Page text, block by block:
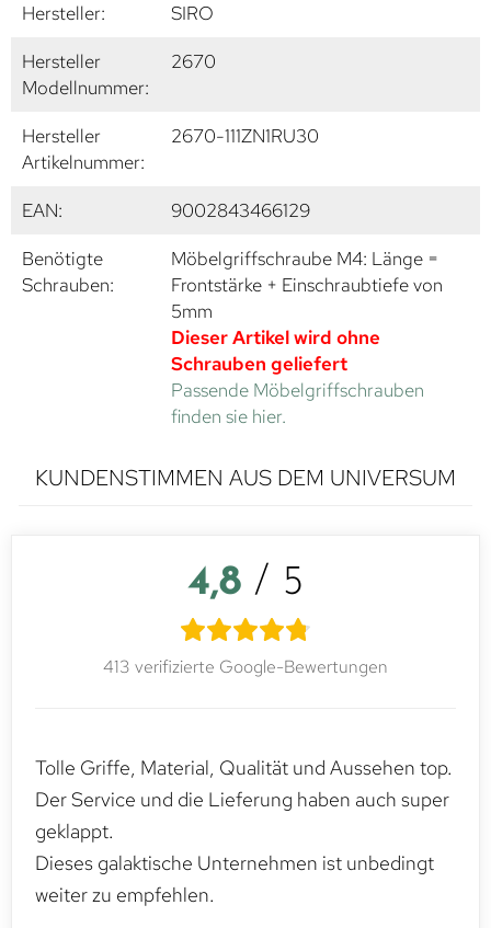
Hersteller:
SIRO
Hersteller
Modellnummer:
2670
Hersteller
Artikelnummer:
2670-111ZN1RU30
EAN:
9002843466129
Benötigte
Schrauben:
Möbelgriffschraube M4: Länge =
Frontstärke + Einschraubtiefe von
5mm
Dieser Artikel wird ohne
Schrauben geliefert
Passende Möbelgriffschrauben
finden sie hier.
KUNDENSTIMMEN AUS DEM UNIVERSUM
4,8 / 5
413 verifizierte Google-Bewertungen
Tolle Griffe, Material, Qualität und Aussehen top.
Der Service und die Lieferung haben auch super
geklappt.
Dieses galaktische Unternehmen ist unbedingt
weiter zu empfehlen.